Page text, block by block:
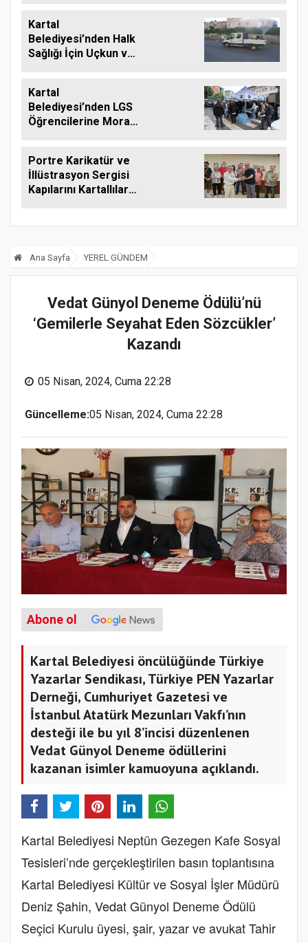
Kartal
Belediyesi’nden Halk
Sağlığı İçin Uçkun ve
Kartal
Belediyesi’nden LGS
Öğrencilerine Moral
Portre Karikatür ve
İllüstrasyon Sergisi
Kapılarını Kartallılar
Ana Sayfa YEREL GÜNDEM
Vedat Günyol Deneme Ödülü’nü
‘Gemilerle Seyahat Eden Sözcükler’
Kazandı
05 Nisan, 2024, Cuma 22:28
Güncelleme:05 Nisan, 2024, Cuma 22:28
Abone ol
Kartal Belediyesi öncülüğünde Türkiye
Yazarlar Sendikası, Türkiye PEN Yazarlar
Derneği, Cumhuriyet Gazetesi ve
İstanbul Atatürk Mezunları Vakfı’nın
desteği ile bu yıl 8’incisi düzenlenen
Vedat Günyol Deneme ödüllerini
kazanan isimler kamuoyuna açıklandı.
Kartal Belediyesi Neptün Gezegen Kafe Sosyal
Tesisleri’nde gerçekleştirilen basın toplantısına
Kartal Belediyesi Kültür ve Sosyal İşler Müdürü
Deniz Şahin, Vedat Günyol Deneme Ödülü
Seçici Kurulu üyesi, şair, yazar ve avukat Tahir